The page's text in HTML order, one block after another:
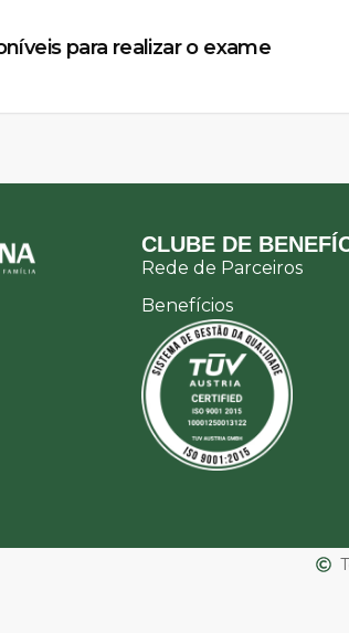
para realizar o exame
CLUBE DE
Rede de Parceiros
Benefícios